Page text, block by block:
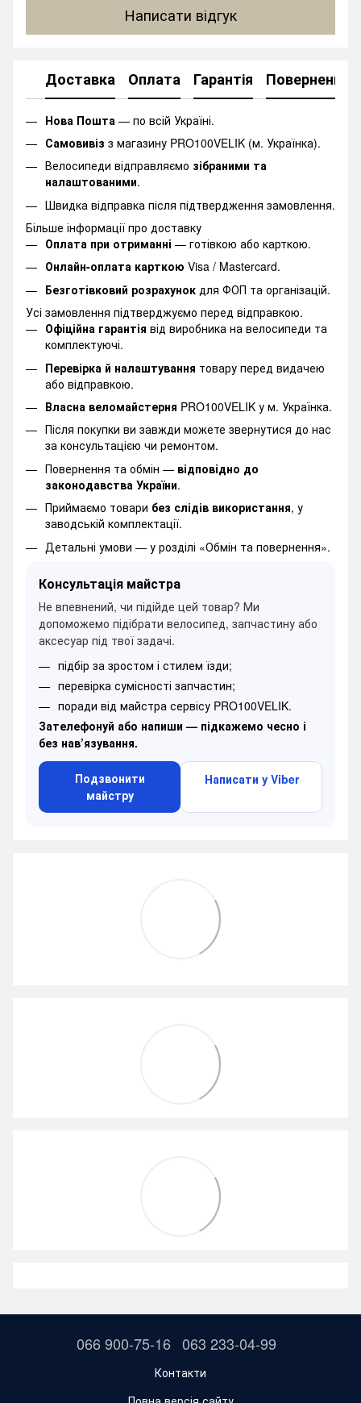
Написати відгук
Доставка Оплата Гарантія Повернення
Нова Пошта — по всій Україні.
Самовивіз з магазину PRO100VELIK (м. Українка).
Велосипеди відправляємо зібраними та
налаштованими.
Швидка відправка після підтвердження замовлення.
Більше інформації про доставку
Оплата при отриманні — готівкою або карткою.
Онлайн-оплата карткою Visa / Mastercard.
Безготівковий розрахунок для ФОП та організацій.
Усі замовлення підтверджуємо перед відправкою.
Офіційна гарантія від виробника на велосипеди та
комплектуючі.
Перевірка й налаштування товару перед видачею
або відправкою.
Власна веломайстерня PRO100VELIK у м. Українка.
Після покупки ви завжди можете звернутися до нас
за консультацією чи ремонтом.
Повернення та обмін — відповідно до
законодавства України.
Приймаємо товари без слідів використання, у
заводській комплектації.
Детальні умови — у розділі «Обмін та повернення».
Консультація майстра
Не впевнений, чи підійде цей товар? Ми
допоможемо підібрати велосипед, запчастину або
аксесуар під твої задачі.
підбір за зростом і стилем їзди;
перевірка сумісності запчастин;
поради від майстра сервісу PRO100VELIK.
Зателефонуй або напиши — підкажемо чесно і
без нав’язування.
Подзвонити
майстру
Написати у Viber
066 900-75-16 063 233-04-99
Контакти